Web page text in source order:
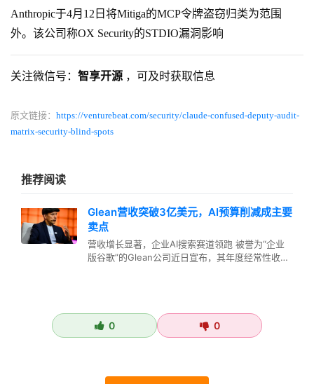
Anthropic于4月12日将Mitiga的MCP令牌盗窃归类为范围
外。该公司称OX Security的STDIO漏洞影响
关注微信号： 智享开源 ，可及时获取信息
原文链接： https://venturebeat.com/security/claude-confused-deputy-audit-
matrix-security-blind-spots
推荐阅读
Glean营收突破3亿美元，AI预算削减成主要
卖点
营收增长显著，企业AI搜索赛道领跑 被誉为“企业
版谷歌”的Glean公司近日宣布，其年度经常性收入
0 0